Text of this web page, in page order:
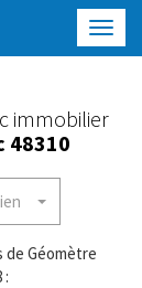
immobilier
48310
Géomètre
: